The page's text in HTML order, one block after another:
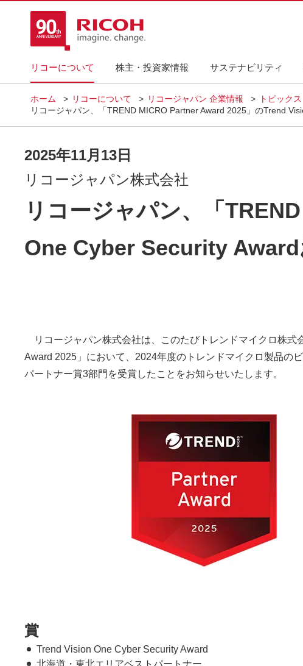
リコーについて 株主・投資家情報 サステナビリティ
ホーム リコーについて リコージャパン 企業情報
トピックス
リコージャパン、「TREND MICRO Partner Award 2025」のTrend
2025年11月13日
リコージャパン株式会社
リコージャパン、「
One Cyber Security
リコージャパン株式会社は、このたびトレンドマイクロ株
Award 2025」において、2024年度のトレンドマイクロ製品の
パートナー賞3部門を受賞したことをお知らせいたします。
賞
Trend Vision One Cyber Security Award
北海道・東北エリアベストパートナー